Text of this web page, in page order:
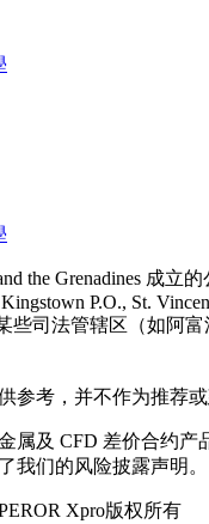
the Grenadines 成立
P.O., St.
些司法管辖区（如阿
参考，并不作为推荐
属及 CFD 差价合约
我们的风险披露声明。
Xpro版权所有